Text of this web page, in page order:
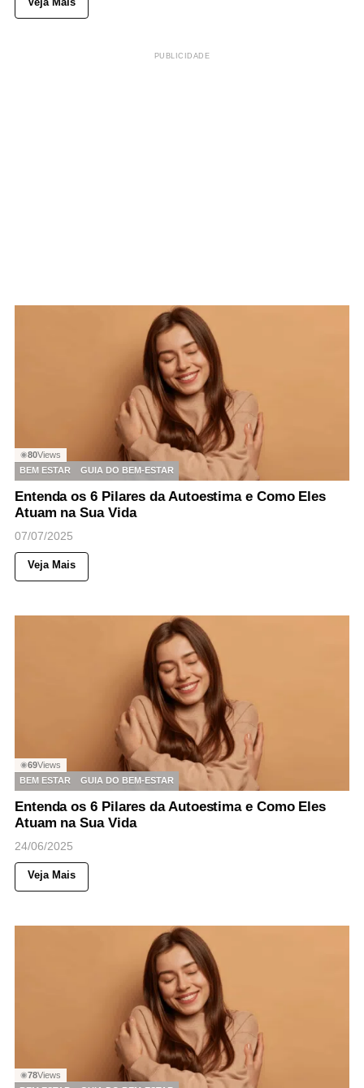
PUBLICIDADE
◉80Views
BEM ESTAR
GUIA DO BEM-ESTAR
Entenda os 6 Pilares da Autoestima e Como Eles
Atuam na Sua Vida
07/07/2025
Veja Mais
◉69Views
BEM ESTAR
GUIA DO BEM-ESTAR
Entenda os 6 Pilares da Autoestima e Como Eles
Atuam na Sua Vida
24/06/2025
Veja Mais
◉78Views